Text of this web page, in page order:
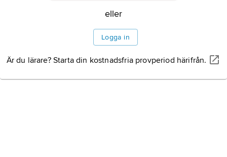
eller
Logga in
Är du lärare? Starta din kostnadsfria provperiod härifrån.